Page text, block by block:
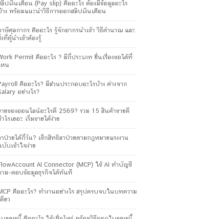
ลิปเงินเดือน (Pay slip) คืออะไร ต้องมีข้อมูลอะไร
าง พร้อมแนะนำวิธีการออกสลิปเงินเดือน
าษีศุลกากร คืออะไร รู้จักอากรนำเข้า วิธีคำนวณ และ
งที่ผู้นำเข้าต้องรู้
Permit คืออะไร ? มีกี่ประเภท ยื่นเรื่องขอได้ที่
หน
คืออะไร? มีส่วนประกอบอะไรบ้าง ต่างจาก
อย่างไร?
ายของออนไลน์อะไรดี 2569? รวม 15 สินค้าขายดี
ไรเยอะ เริ่มขายได้ง่าย
าป่วยได้กี่วัน? เช็กสิทธิลาป่วยตามกฎหมายแรงงาน
บับเข้าใจง่าย
AI Connector (MCP) ใช้ AI ทำบัญชี
าม-ตอบข้อมูลธุรกิจได้ทันที
คืออะไร? ทำงานอย่างไร สรุปครบจบในบทความ
ยว